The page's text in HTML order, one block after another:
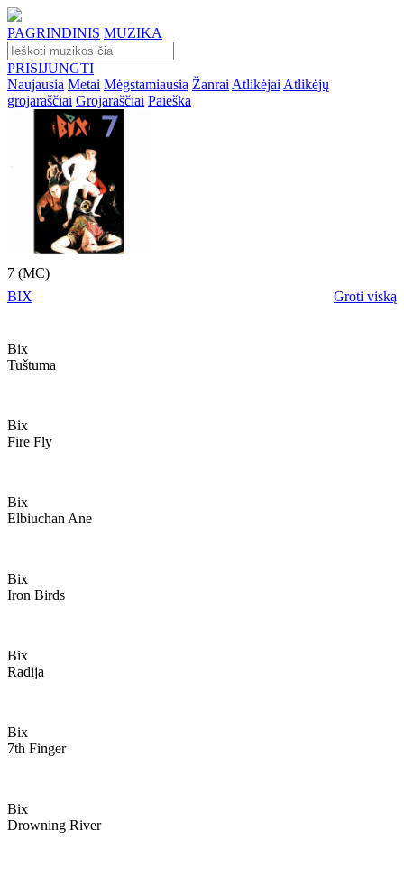
PAGRINDINIS MUZIKA
PRISIJUNGTI
Naujausia Metai Mėgstamiausia Žanrai Atlikėjai Atlikėjų
grojaraščiai Grojaraščiai Paieška
7 (MC)
BIX
Groti viską
Bix
Tuštuma
Bix
Fire Fly
Bix
Elbiuchan Ane
Bix
Iron Birds
Bix
Radija
Bix
7th Finger
Bix
Drowning River